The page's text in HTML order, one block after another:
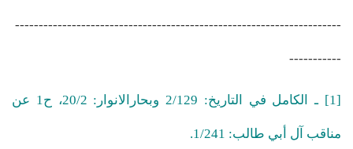
---------------------------------------------------------------------
-----------
[1] ـ الكامل في التاريخ: 2/129 وبحارالانوار: 20/2، ح1 عن
مناقب آل أبي طالب: 1/241.